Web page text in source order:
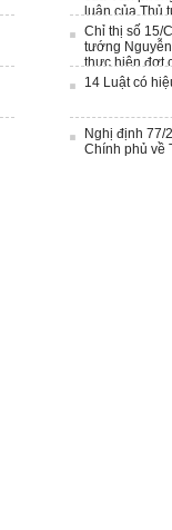
luận của Thủ
Chỉ thị số 15/
tướng
thực hiện đợt
COVID - 19
14 Luật có
Nghị định 77/
Chính phủ về